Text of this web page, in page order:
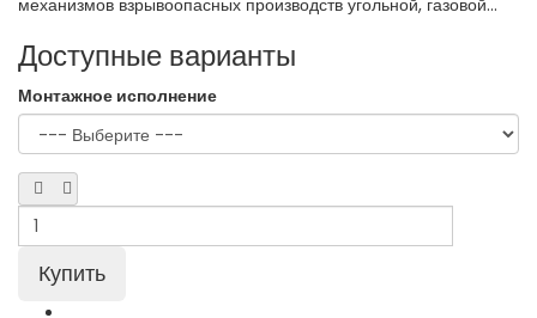
механизмов взрывоопасных производств угольной, газовой...
Доступные варианты
Монтажное исполнение